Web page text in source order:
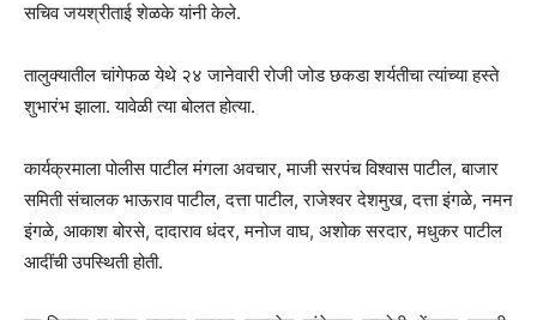
सचिव जयश्रीताई शेळके यांनी केले.
तालुक्यातील चांगेफळ येथे २४ जानेवारी रोजी जोड छकडा शर्यतीचा त्यांच्या हस्ते
शुभारंभ झाला. यावेळी त्या बोलत होत्या.
कार्यक्रमाला पोलीस पाटील मंगला अवचार, माजी सरपंच विश्वास पाटील, बाजार
समिती संचालक भाऊराव पाटील, दत्ता पाटील, राजेश्वर देशमुख, दत्ता इंगळे, नमन
इंगळे, आकाश बोरसे, दादाराव धंदर, मनोज वाघ, अशोक सरदार, मधुकर पाटील
आदींची उपस्थिती होती.